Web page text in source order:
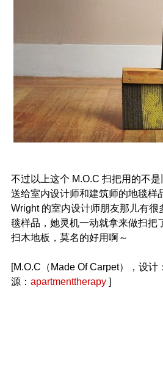
不过以上这个 M.O.C 扫把用的不
送给室内设计师和建筑师的地毯样
Wright 的室内设计师朋友那儿有很
毯样品，她灵机一动就拿来做扫把
扫木地板，莫名的好用啊～
[M.O.C（Made Of Carpet），设计：
源： apartmenttherapy]